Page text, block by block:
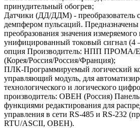
принудительный обогрев;
Датчики (ДД/ДДМ) - преобразователь
демпфером пульсаций.
преобразования значения измеряемого
унифицированный токовый сигнал (4
опция Производитель: НПП ПРОМА/
(Корея/Россия/Россия/Франция);
ПЛК-Программируемый логический
управляющий модуль, для
технологического и логического
производитель: ОВЕН (Россия)
функциями редактирования для
управления в сети RS-485 и RS-232
RTU/ASCII, ОВЕН).